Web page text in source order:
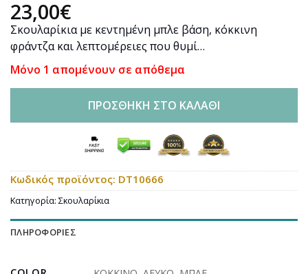
23,00€
Σκουλαρίκια με κεντημένη μπλε βάση, κόκκινη
φράντζα και λεπτομέρειες που θυμί…
Μόνο 1 απομένουν σε απόθεμα
ΠΡΟΣΘΉΚΗ ΣΤΟ ΚΑΛΆΘΙ
Κωδικός προϊόντος: DT10666
Κατηγορία: Σκουλαρίκια
ΠΛΗΡΟΦΟΡΊΕΣ